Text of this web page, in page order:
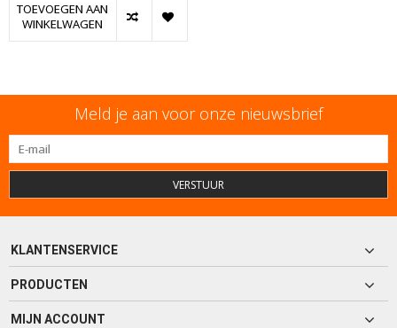
TOEVOEGEN AAN
WINKELWAGEN
Meld je aan voor onze nieuwsbrief
VERSTUUR
KLANTENSERVICE
PRODUCTEN
MIJN ACCOUNT